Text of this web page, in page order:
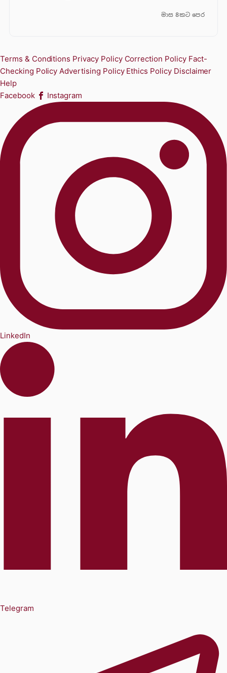
මාස 8කට පෙර
Terms & Conditions Privacy Policy Correction Policy Fact-
Checking Policy Advertising Policy Ethics Policy Disclaimer
Help
Facebook
Instagram
LinkedIn
Telegram